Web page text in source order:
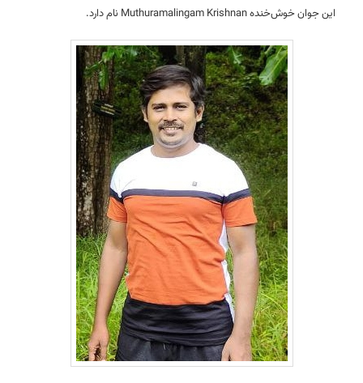
این جوان خوش‌خنده Muthuramalingam Krishnan نام دارد.